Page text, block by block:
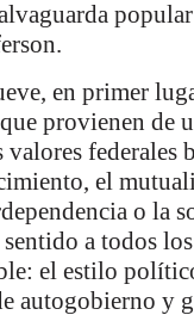
en primer
provienen de
federales
el
o la
a todos
el estilo
autogobierno y